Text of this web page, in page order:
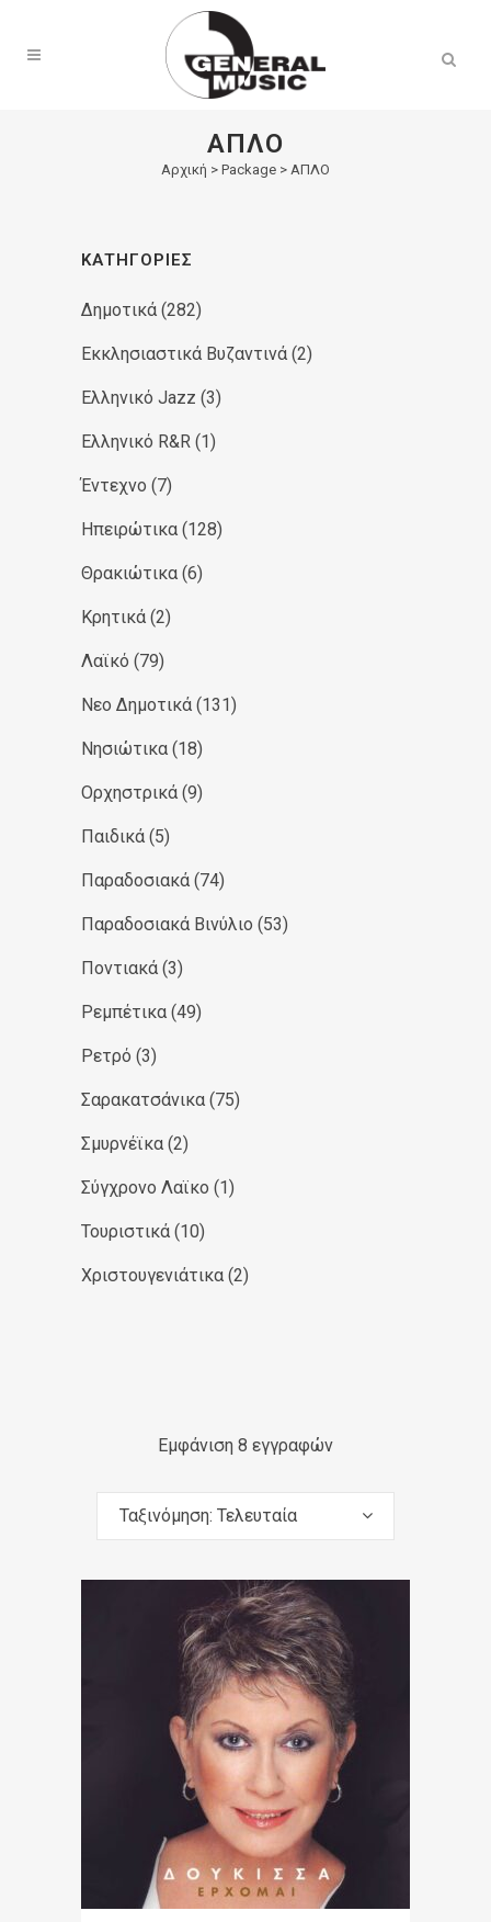
ΑΠΛΟ
Αρχική > Package > ΑΠΛΟ
ΚΑΤΗΓΟΡΊΕΣ
Δημοτικά (282)
Εκκλησιαστικά Βυζαντινά (2)
Ελληνικό Jazz (3)
Ελληνικό R&R (1)
Έντεχνο (7)
Ηπειρώτικα (128)
Θρακιώτικα (6)
Κρητικά (2)
Λαϊκό (79)
Νεο Δημοτικά (131)
Νησιώτικα (18)
Ορχηστρικά (9)
Παιδικά (5)
Παραδοσιακά (74)
Παραδοσιακά Βινύλιο (53)
Ποντιακά (3)
Ρεμπέτικα (49)
Ρετρό (3)
Σαρακατσάνικα (75)
Σμυρνέϊκα (2)
Σύγχρονο Λαϊκο (1)
Τουριστικά (10)
Χριστουγενιάτικα (2)
Εμφάνιση 8 εγγραφών
Ταξινόμηση: Τελευταία